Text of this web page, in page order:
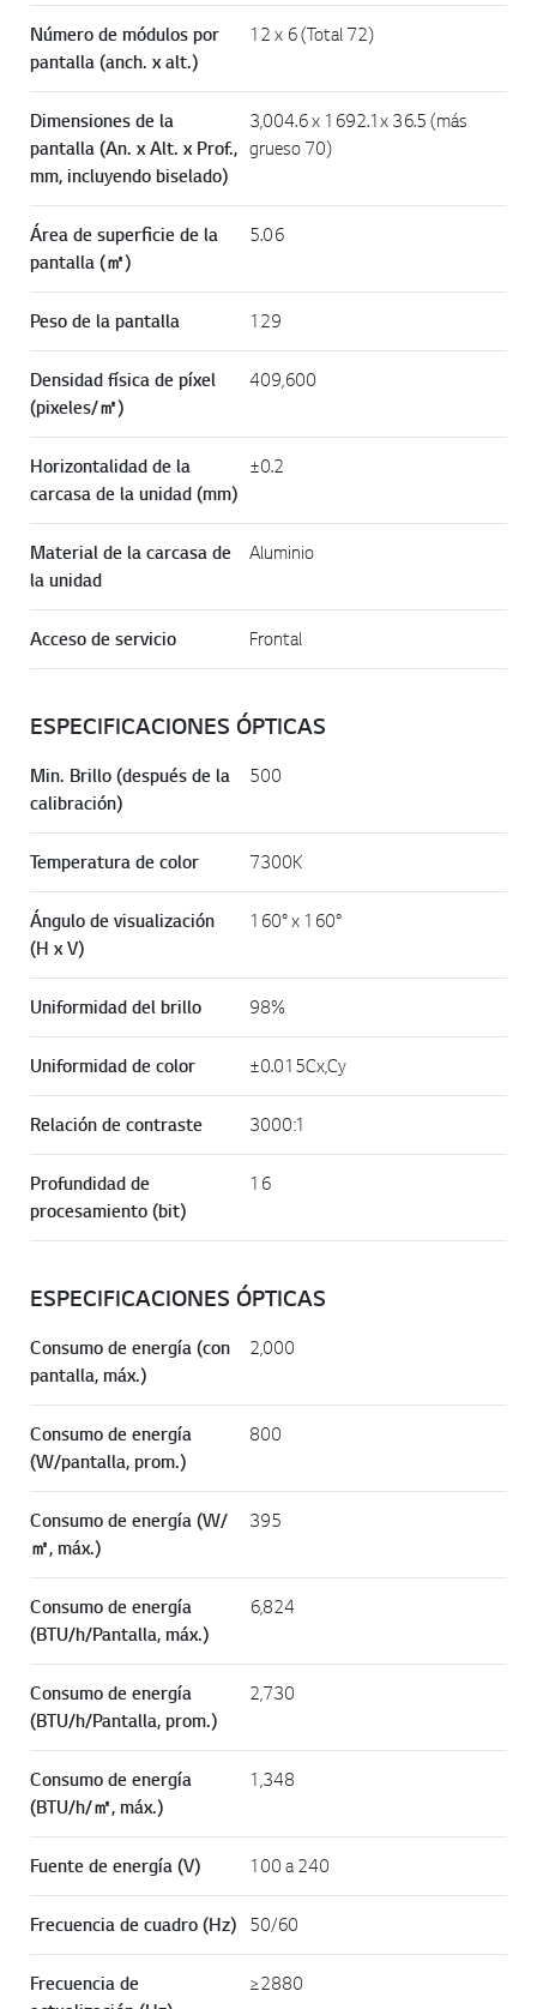
Número de módulos por
pantalla (anch. x alt.)
12 x 6 (Total 72)
Dimensiones de la
pantalla (An. x Alt. x Prof.,
mm, incluyendo biselado)
3,004.6 x 1692.1x 36.5 (más
grueso 70)
Área de superficie de la
pantalla (㎡)
5.06
Peso de la pantalla 129
Densidad física de píxel
(pixeles/㎡)
409,600
Horizontalidad de la
carcasa de la unidad (mm)
±0.2
Material de la carcasa de
la unidad
Aluminio
Acceso de servicio Frontal
ESPECIFICACIONES ÓPTICAS
Min. Brillo (después de la
calibración)
500
Temperatura de color 7300K
Ángulo de visualización
(H x V)
160° x 160°
Uniformidad del brillo 98%
Uniformidad de color ±0.015Cx,Cy
Relación de contraste 3000:1
Profundidad de
procesamiento (bit)
16
ESPECIFICACIONES ÓPTICAS
Consumo de energía (con
pantalla, máx.)
2,000
Consumo de energía
(W/pantalla, prom.)
800
Consumo de energía (W/
㎡, máx.)
395
Consumo de energía
(BTU/h/Pantalla, máx.)
6,824
Consumo de energía
(BTU/h/Pantalla, prom.)
2,730
Consumo de energía
(BTU/h/㎡, máx.)
1,348
Fuente de energía (V) 100 a 240
Frecuencia de cuadro (Hz) 50/60
Frecuencia de
≥2880